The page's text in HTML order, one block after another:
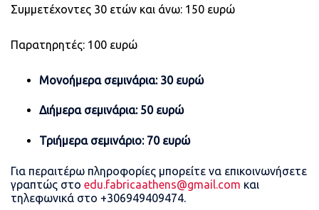
Συμμετέχοντες 30 ετών και άνω: 150 ευρώ
Παρατηρητές: 100 ευρώ
Μονοήμερα σεμινάρια: 30 ευρώ
Διήμερα σεμινάρια: 50 ευρώ
Τριήμερα σεμινάριο: 70 ευρώ
Για περαιτέρω πληροφορίες μπορείτε να επικοινωνήσετε
γραπτώς στο edu.fabricaathens@gmail.com και
τηλεφωνικά στο +306949409474.